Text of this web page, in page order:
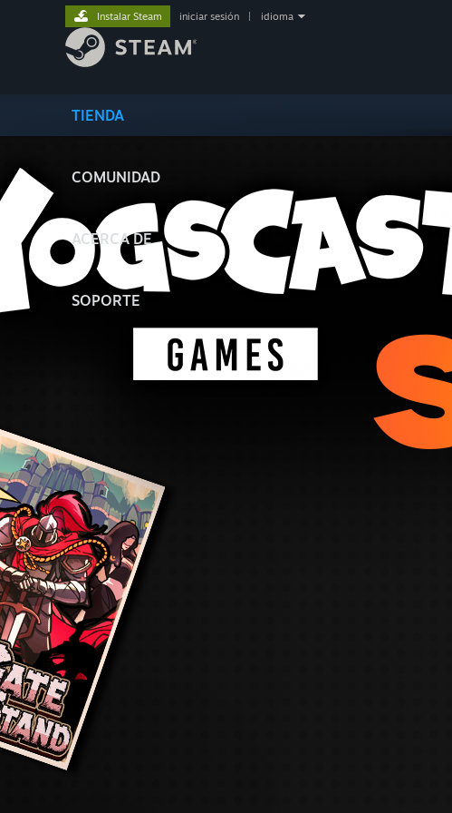
TIENDA
COMUNIDAD
ACERCA DE
SOPORTE
Instalar Steam iniciar sesión idioma